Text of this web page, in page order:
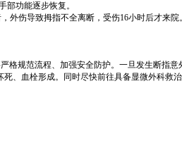
部功能逐步恢复。
外伤导致拇指不全离断，受伤16小时后才来
格规范流程、加强安全防护。一旦发生断指
、血栓形成。同时尽快前往具备显微外科救